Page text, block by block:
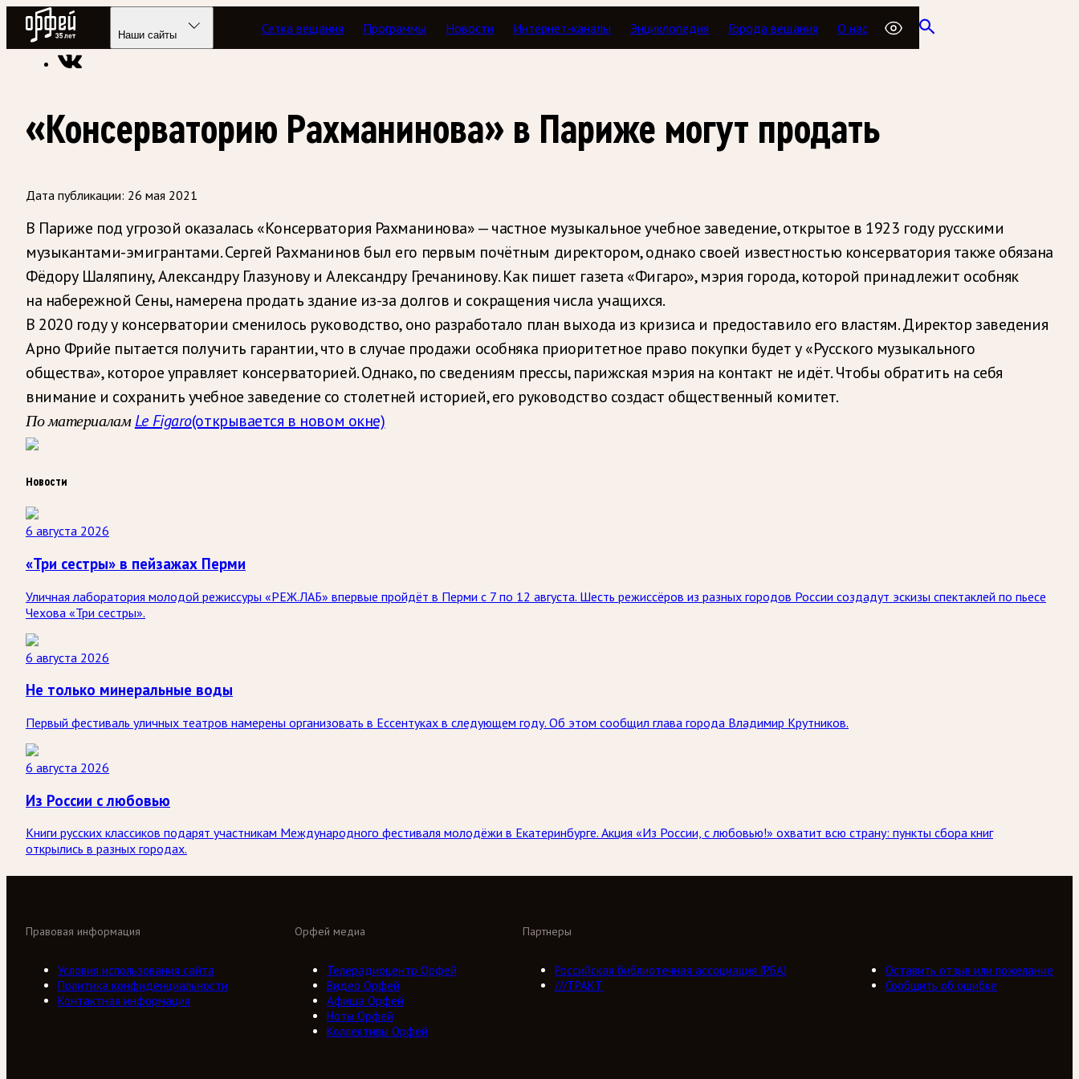
Радио Орфей
Наши сайты Сетка вещания Программы Новости Интернет-каналы Энциклопедия Города вещания О нас
Радио классической музыки «Орфей» Новости
«Консерваторию Рахманинова» в Париже могут продать
Дата публикации: 26 мая 2021
В Париже под угрозой оказалась «Консерватория Рахманинова» — частное музыкальное учебное заведение, открытое в 1923 году русскими
музыкантами-эмигрантами. Сергей Рахманинов был его первым почётным директором, однако своей известностью консерватория также обязана
Фёдору Шаляпину, Александру Глазунову и Александру Гречанинову. Как пишет газета «Фигаро», мэрия города, которой принадлежит особняк
на набережной Сены, намерена продать здание из-за долгов и сокращения числа учащихся.
В 2020 году у консерватории сменилось руководство, оно разработало план выхода из кризиса и предоставило его властям. Директор заведения
Арно Фрийе пытается получить гарантии, что в случае продажи особняка приоритетное право покупки будет у «Русского музыкального
общества», которое управляет консерваторией. Однако, по сведениям прессы, парижская мэрия на контакт не идёт. Чтобы обратить на себя
внимание и сохранить учебное заведение со столетней историей, его руководство создаст общественный комитет.
По материаламLe Figaro(открывается в новом окне)
Новости
6 августа 2026
«Три сестры» в пейзажах Перми
Уличная лаборатория молодой режиссуры «РЕЖ.ЛАБ» впервые пройдёт в Перми с 7 по 12 августа. Шесть режиссёров из разных городов России создадут эскизы спектаклей по пьесе
Чехова «Три сестры».
6 августа 2026
Не только минеральные воды
Первый фестиваль уличных театров намерены организовать в Ессентуках в следующем году. Об этом сообщил глава города Владимир Крутников.
6 августа 2026
Из России с любовью
Книги русских классиков подарят участникам Международного фестиваля молодёжи в Екатеринбурге. Акция «Из России, с любовью!» охватит всю страну: пункты сбора книг
открылись в разных городах.
Орфей медиа
Телерадиоцентр Орфей
Видео Орфей
Афиша Орфей
Ноты Орфей
Коллективы Орфей
Партнеры
Российская библиотечная ассоциация (РБА)
///ТРАКТ
Правовая информация
Условия использования сайта
Политика конфиденциальности
Контактная информация
Оставить отзыв или пожелание
Сообщить об ошибке